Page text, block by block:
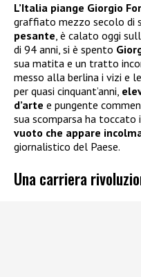
L’Italia piange Giorgio
graffiato mezzo secolo di
pesante, è calato oggi
di 94 anni, si è spento
sua matita e un tratto
messo alla berlina i vizi e
per quasi cinquant’anni,
d’arte e pungente
sua scomparsa ha toccato
vuoto che appare
giornalistico del Paese.
Una carriera